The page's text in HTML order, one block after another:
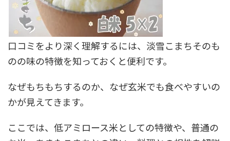
口コミをより深く理解するには、淡雪こまちそのも
のの味の特徴を知っておくと便利です。
なぜもちもちするのか、なぜ玄米でも食べやすいの
かが見えてきます。
ここでは、低アミロース米としての特徴や、普通の